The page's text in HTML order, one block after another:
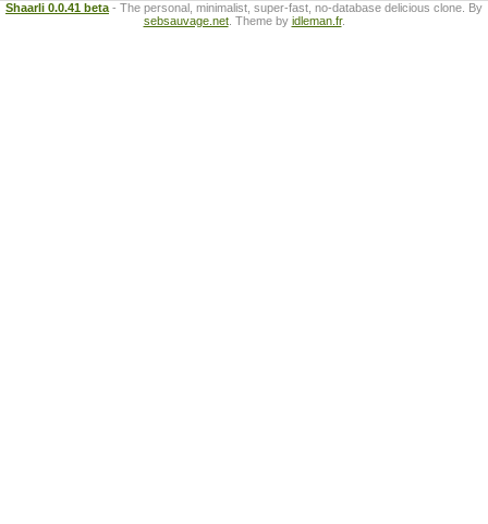
Shaarli 0.0.41 beta - The personal, minimalist, super-fast, no-database delicious clone. By
sebsauvage.net. Theme by idleman.fr.